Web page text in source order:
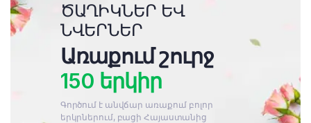
ԾԱՂԻԿՆԵՐ ԵՎ
ՆՎԵՐՆԵՐ
Առաքում շուրջ
150 երկիր
Գործում է անվճար առաքում բոլոր
երկրներում, բացի Հայաստանից